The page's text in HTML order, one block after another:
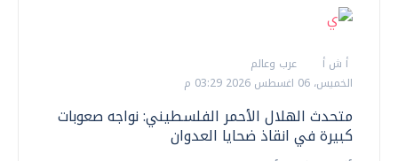
أ ش أ
عرب وعالم
الخميس، 06 اغسطس 2026 03:29 م
متحدث الهلال الأحمر الفلسطيني: نواجه صعوبات
كبيرة في انقاذ ضحايا العدوان